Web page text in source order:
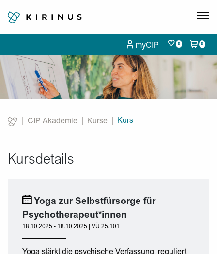
myCIP 0 0
CIP Akademie Kurse
Current:
Kurs
Kursdetails
Yoga zur Selbstfürsorge für
Psychotherapeut*innen
18.10.2025 - 18.10.2025 | VÜ 25.101
Yoga stärkt die psychische Verfassung, reguliert